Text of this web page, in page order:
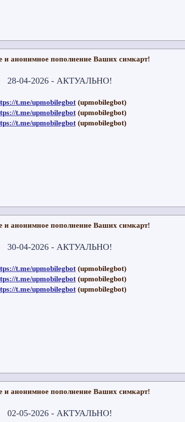
и анонимное пополнение Ваших симкарт!
28-04-2026 - АКТУАЛЬНО!
t.me/upmobilegbot(upmobilegbot)
t.me/upmobilegbot(upmobilegbot)
t.me/upmobilegbot(upmobilegbot)
и анонимное пополнение Ваших симкарт!
30-04-2026 - АКТУАЛЬНО!
t.me/upmobilegbot(upmobilegbot)
t.me/upmobilegbot(upmobilegbot)
t.me/upmobilegbot(upmobilegbot)
и анонимное пополнение Ваших симкарт!
02-05-2026 - АКТУАЛЬНО!